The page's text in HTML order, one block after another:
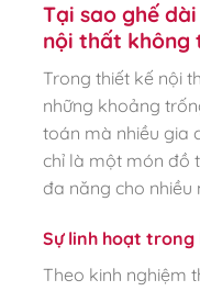
Tại sao ghế
nội thất không
Trong thiết kế nội
những khoảng
toán mà nhiều gia
chỉ là một món đồ
đa năng cho nhiều
Sự linh hoạt
Theo kinh nghiệm